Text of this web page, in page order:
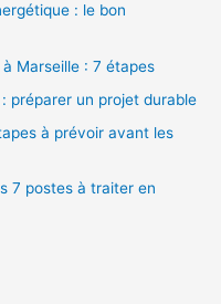
: le bon
Marseille : 7 étapes
préparer un projet durable
à prévoir avant les
7 postes à traiter en